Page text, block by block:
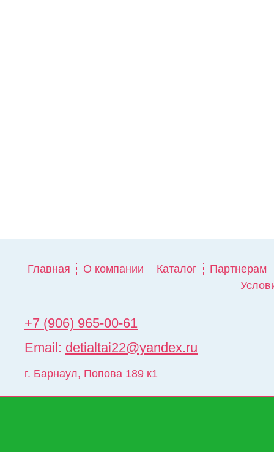
Главная О компании Каталог
Партнерам
+7 (906) 965-00-61
Email: detialtai22@yandex.ru
г. Барнаул, Попова 189 к1